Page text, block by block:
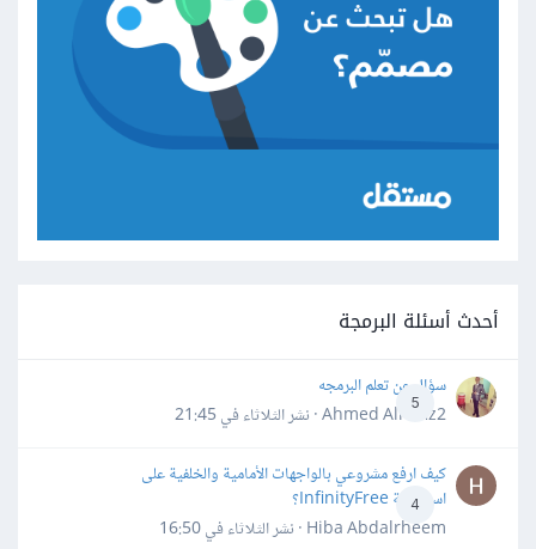
أحدث أسئلة البرمجة
5
سؤال عن تعلم البرمجه
Ahmed Alhafiz2 · نشر
الثلاثاء في 21:45
4
كيف ارفع مشروعي بالواجهات الأمامية والخلفية على
استضافة InfinityFree؟
Hiba Abdalrheem · نشر
الثلاثاء في 16:50